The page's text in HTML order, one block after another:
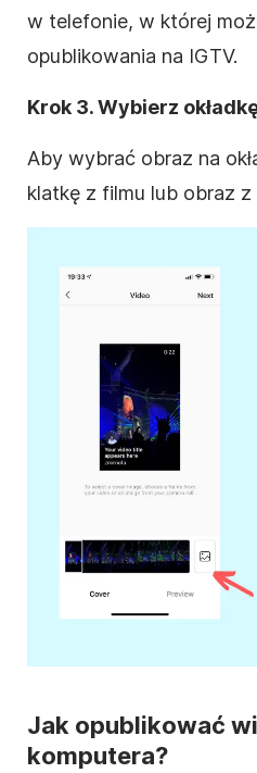
w telefonie, w której
opublikowania na IGTV.
Krok 3. Wybierz
Aby wybrać obraz na
klatkę z filmu lub obraz z
Jak opublikować
komputera?